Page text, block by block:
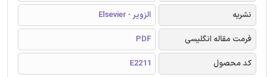
نشریه
الزویر - Elsevier
فرمت مقاله انگلیسی
PDF
کد محصول
E2211